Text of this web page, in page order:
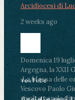
Arcidiocesi di
2 weeks ago
Domenica 19
Argegna, la XXII
.La Messa delle
Vescovo Paolo
rivolto parole di
YouTube